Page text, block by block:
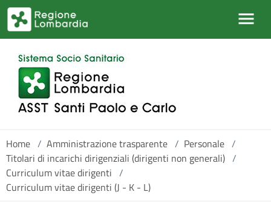
Salta al contenuto principale
Home / Amministrazione trasparente / Personale /
Titolari di incarichi dirigenziali (dirigenti non generali) /
Curriculum vitae dirigenti /
Curriculum vitae dirigenti (J - K - L)